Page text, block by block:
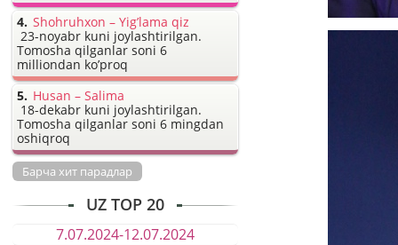
Shohruhxon – Yig’lama qiz
23-noyabr kuni joylashtirilgan.
Tomosha qilganlar soni 6
milliondan ko’proq
Husan – Salima
18-dekabr kuni joylashtirilgan.
Tomosha qilganlar soni 6 mingdan
oshiqroq
Барча хит парадлар
UZ TOP 20
7.07.2024-12.07.2024